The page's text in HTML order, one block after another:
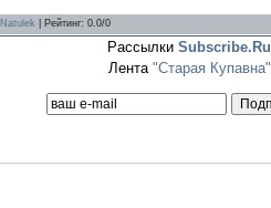
Natulek Рейтинг: 0.0/0
Рассылки Subscribe.Ru
Лента "Старая Купавна"